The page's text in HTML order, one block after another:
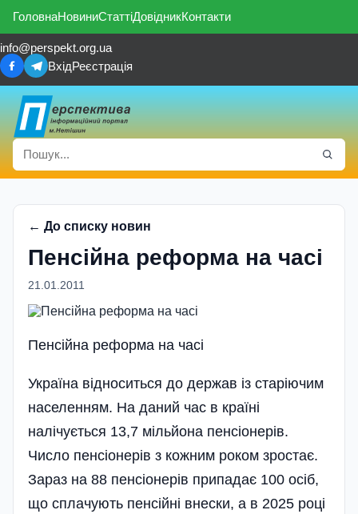
ГоловнаНовиниСтаттіДовідникКонтакти
info@perspekt.org.ua
ВхідРеєстрація
← До списку новин
Пенсійна реформа на часі
21.01.2011
Пенсійна реформа на часі
Україна відноситься до держав із старіючим
населенням. На даний час в країні
налічується 13,7 мільйона пенсіонерів.
Число пенсіонерів з кожним роком зростає.
Зараз на 88 пенсіонерів припадає 100 осіб,
що сплачують пенсійні внески, а в 2025 році